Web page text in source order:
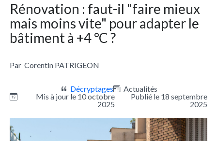
Rénovation : faut-il "faire mieux
mais moins vite" pour adapter le
bâtiment à +4 °C ?
Par Corentin PATRIGEON
Décryptages
Actualités
Mis à jour le 10 octobre
2025
Publié le 18 septembre
2025